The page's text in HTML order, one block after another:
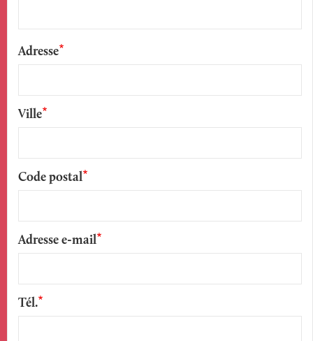
Adresse
Ville
Code postal
Adresse e-mail
Tél.